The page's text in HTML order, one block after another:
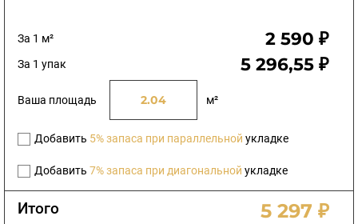
За 1 м² 2 590 ₽
За 1 упак 5 296,55 ₽
Ваша площадь м²
Добавить 5% запаса при параллельной укладке
Добавить 7% запаса при диагональной укладке
Итого 5 297 ₽